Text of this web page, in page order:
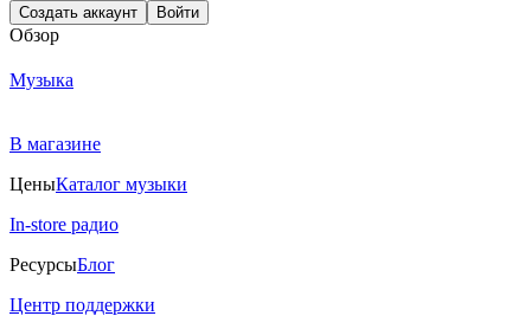
Создать аккаунт Войти
Обзор
Музыка
В магазине
ЦеныКаталог музыки
In-store радио
РесурсыБлог
Центр поддержки